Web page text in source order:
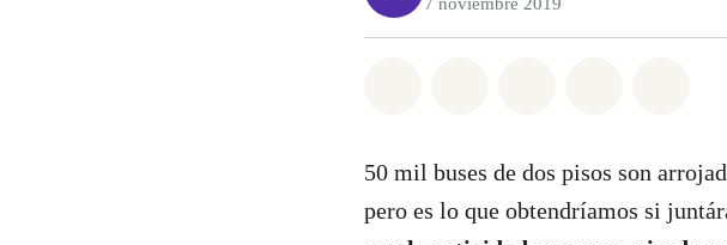
50 mil buses de dos pisos son
pero es lo que obtendríamos si